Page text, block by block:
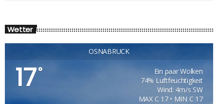
Wetter
OSNABRÜCK
17°
Ein paar Wolken
74% Luftfeuchtigkeit
Wind: 4m/s SW
MAX C 17 • MIN C 17